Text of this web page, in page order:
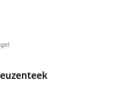
Zee-teek op duimnagel